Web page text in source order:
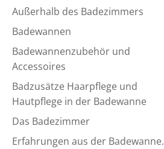
Außerhalb des Badezimmers
Badewannen
Badewannenzubehör und
Accessoires
Badzusätze Haarpflege und
Hautpflege in der Badewanne
Das Badezimmer
Erfahrungen aus der Badewanne.